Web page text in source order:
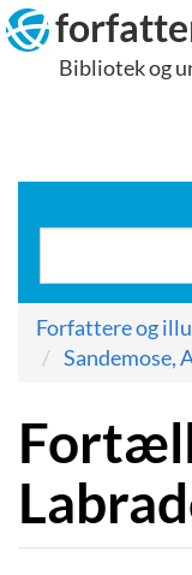
Hop
til
indholdBibliotek og
Forfattere og
Sandemose,